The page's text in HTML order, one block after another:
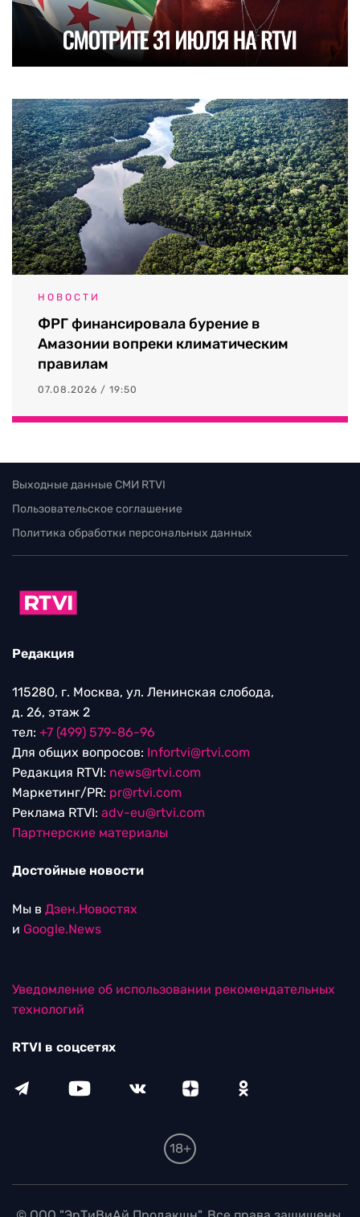
НОВОСТИ
ФРГ финансировала бурение в
Амазонии вопреки климатическим
правилам
07.08.2026 / 19:50
Выходные данные СМИ RTVI
Пользовательское соглашение
Политика обработки персональных данных
Редакция
115280, г. Москва, ул. Ленинская слобода,
д. 26, этаж 2
тел: +7 (499) 579-86-96
Для общих вопросов: Infortvi@rtvi.com
Редакция RTVI: news@rtvi.com
Маркетинг/PR: pr@rtvi.com
Реклама RTVI: adv-eu@rtvi.com
Партнерские материалы
Достойные новости
Мы в Дзен.Новостях
и Google.News
Уведомление об использовании рекомендательных
технологий
RTVI в соцсетях
18+